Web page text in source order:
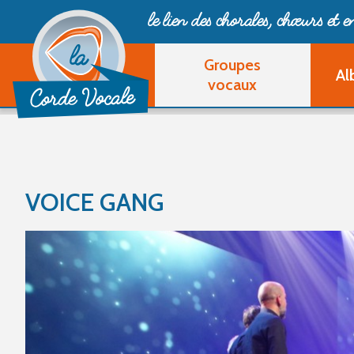
le lien des chorales, chœurset
Groupes
vocaux
VOICE GANG